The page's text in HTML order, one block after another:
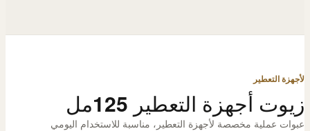
لأجهزة التعطير
زيوت أجهزة التعطير 125مل
عبوات عملية مخصصة لأجهزة التعطير، مناسبة للاستخدام اليومي